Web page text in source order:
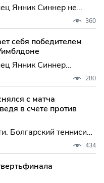
Янник Синнер не
турнира против
360
себя победителем
Янник Синнер
победителем матча
турнира против
Дим...
280
с матча
в счете против
теннисист
четвертого круга
итальянца Янника
434